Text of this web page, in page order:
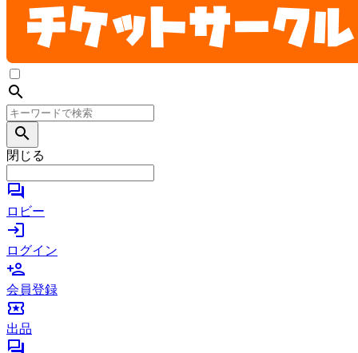
search
search
閉じる
forum
ロビー
login
ログイン
person_add
会員登録
local_activity
出品
forum